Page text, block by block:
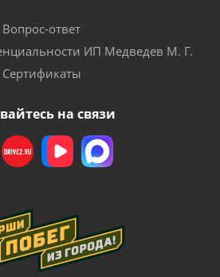
Вопрос-ответ
ИП Медведев М. Г.
Сертификаты
на связи